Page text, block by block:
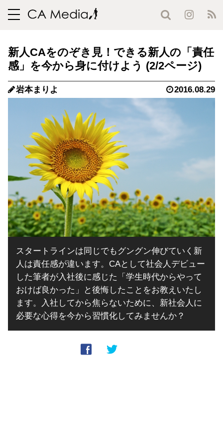
toggle
新人CAをのぞき見！できる新人の「責任
感」を今から身に付けよう (2/2ページ)
岩本まりよ 2016.08.29
スタートラインは同じでもグングン伸びていく新
人は責任感が違います。CAとして社会人デビュー
した筆者が入社後に感じた「学生時代からやって
おけば良かった」と後悔したことをお教えいたし
ます。入社してから焦らないために、新社会人に
必要な心得を今から習慣化してみませんか？